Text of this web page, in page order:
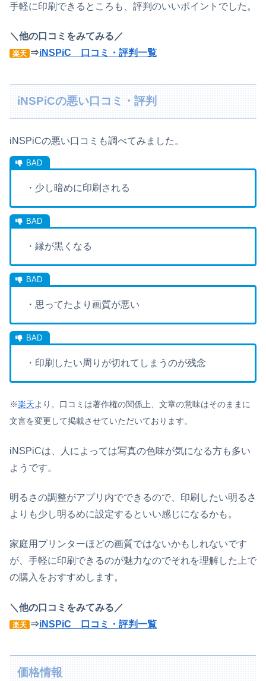
手軽に印刷できるところも、評判のいいポイントでした。
＼他の口コミをみてみる／
楽天 ⇒iNSPiC 口コミ・評判一覧
iNSPiCの悪い口コミ・評判
iNSPiCの悪い口コミも調べてみました。
・少し暗めに印刷される
・縁が黒くなる
・思ってたより画質が悪い
・印刷したい周りが切れてしまうのが残念
※楽天より。口コミは著作権の関係上、文章の意味はそのままに
文言を変更して掲載させていただいております。
iNSPiCは、人によっては写真の色味が気になる方も多い
ようです。
明るさの調整がアプリ内でできるので、印刷したい明るさ
よりも少し明るめに設定するといい感じになるかも。
家庭用プリンターほどの画質ではないかもしれないです
が、手軽に印刷できるのが魅力なのでそれを理解した上で
の購入をおすすめします。
＼他の口コミをみてみる／
楽天 ⇒iNSPiC 口コミ・評判一覧
価格情報